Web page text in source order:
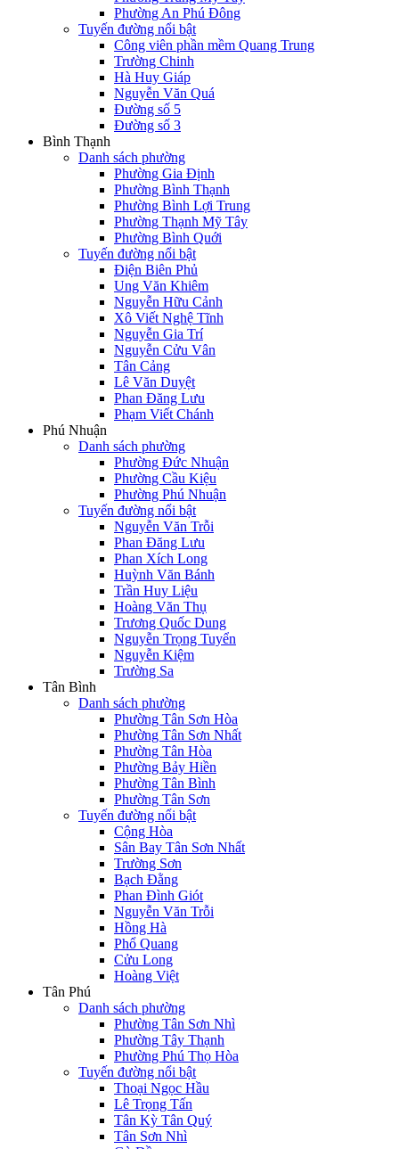
Phường An Phú Đông
Tuyến đường nổi bật
Công viên phần mềm Quang Trung
Trường Chinh
Hà Huy Giáp
Nguyễn Văn Quá
Đường số 5
Đường số 3
Bình Thạnh
Danh sách phường
Phường Gia Định
Phường Bình Thạnh
Phường Bình Lợi Trung
Phường Thạnh Mỹ Tây
Phường Bình Quới
Tuyến đường nổi bật
Điện Biên Phủ
Ung Văn Khiêm
Nguyễn Hữu Cảnh
Xô Viết Nghệ Tĩnh
Nguyễn Gia Trí
Nguyễn Cửu Vân
Tân Cảng
Lê Văn Duyệt
Phan Đăng Lưu
Phạm Viết Chánh
Phú Nhuận
Danh sách phường
Phường Đức Nhuận
Phường Cầu Kiệu
Phường Phú Nhuận
Tuyến đường nổi bật
Nguyễn Văn Trỗi
Phan Đăng Lưu
Phan Xích Long
Huỳnh Văn Bánh
Trần Huy Liệu
Hoàng Văn Thụ
Trương Quốc Dung
Nguyễn Trọng Tuyển
Nguyễn Kiệm
Trường Sa
Tân Bình
Danh sách phường
Phường Tân Sơn Hòa
Phường Tân Sơn Nhất
Phường Tân Hòa
Phường Bảy Hiền
Phường Tân Bình
Phường Tân Sơn
Tuyến đường nổi bật
Cộng Hòa
Sân Bay Tân Sơn Nhất
Trường Sơn
Bạch Đằng
Phan Đình Giót
Nguyễn Văn Trỗi
Hồng Hà
Phổ Quang
Cửu Long
Hoàng Việt
Tân Phú
Danh sách phường
Phường Tân Sơn Nhì
Phường Tây Thạnh
Phường Phú Thọ Hòa
Tuyến đường nổi bật
Thoại Ngọc Hầu
Lê Trọng Tấn
Tân Kỳ Tân Quý
Tân Sơn Nhì